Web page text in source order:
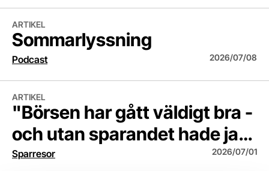
ARTIKEL
Sommarlyssning
Podcast 2026/07/08
ARTIKEL
"Börsen har gått väldigt bra -
och utan sparandet hade jag
inte fått lika mycket av mitt liv
Sparresor 2026/07/01